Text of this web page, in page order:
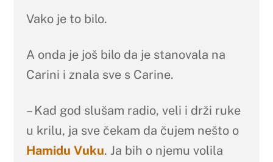
Vako je to bilo.
A onda je još bilo da je stanovala na
Carini i znala sve s Carine.
– Kad god slušam radio, veli i drži ruke
u krilu, ja sve čekam da čujem nešto o
Hamidu Vuku. Ja bih o njemu volila